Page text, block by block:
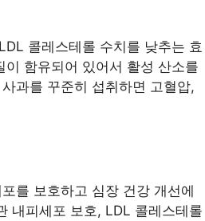
콜레스테롤 수치를 낮추는 효
함유되어 있어서 활성 산소를
과를 꾸준히 섭취하면 고혈압,
를 보호하고 심장 건강 개선에
내피세포 보호, LDL 콜레스테롤